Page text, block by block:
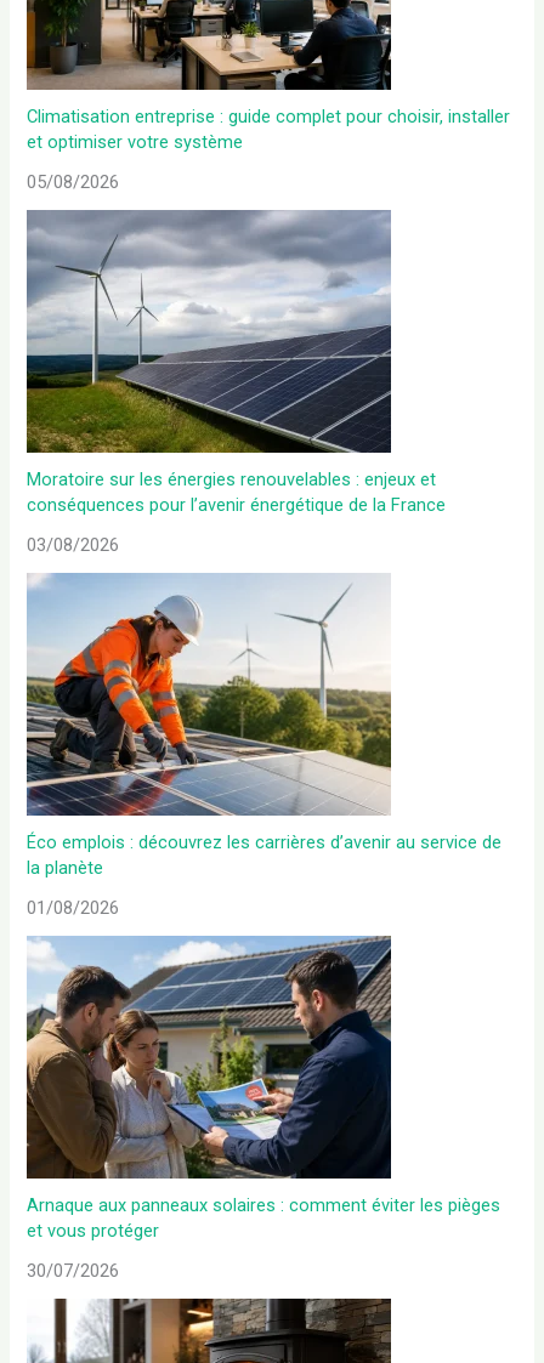
Climatisation entreprise : guide complet pour choisir, installer
et optimiser votre système
05/08/2026
Moratoire sur les énergies renouvelables : enjeux et
conséquences pour l’avenir énergétique de la France
03/08/2026
Éco emplois : découvrez les carrières d’avenir au service de
la planète
01/08/2026
Arnaque aux panneaux solaires : comment éviter les pièges
et vous protéger
30/07/2026